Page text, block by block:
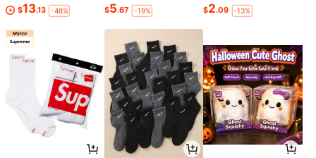
$13.13 -48% $5.67 -19% $2.09 -13%